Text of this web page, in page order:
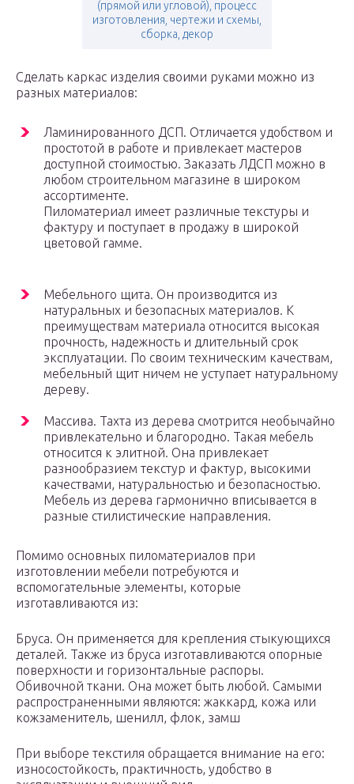
(прямой или угловой), процесс
изготовления, чертежи и схемы,
сборка, декор
Сделать каркас изделия своими руками можно из
разных материалов:
Ламинированного ДСП. Отличается удобством и
простотой в работе и привлекает мастеров
доступной стоимостью. Заказать ЛДСП можно в
любом строительном магазине в широком
ассортименте.
Пиломатериал имеет различные текстуры и
фактуру и поступает в продажу в широкой
цветовой гамме.
Мебельного щита. Он производится из
натуральных и безопасных материалов. К
преимуществам материала относится высокая
прочность, надежность и длительный срок
эксплуатации. По своим техническим качествам,
мебельный щит ничем не уступает натуральному
дереву.
Массива. Тахта из дерева смотрится необычайно
привлекательно и благородно. Такая мебель
относится к элитной. Она привлекает
разнообразием текстур и фактур, высокими
качествами, натуральностью и безопасностью.
Мебель из дерева гармонично вписывается в
разные стилистические направления.
Помимо основных пиломатериалов при
изготовлении мебели потребуются и
вспомогательные элементы, которые
изготавливаются из:
Бруса. Он применяется для крепления стыкующихся
деталей. Также из бруса изготавливаются опорные
поверхности и горизонтальные распоры.
Обивочной ткани. Она может быть любой. Самыми
распространенными являются: жаккард, кожа или
кожзаменитель, шенилл, флок, замш
При выборе текстиля обращается внимание на его:
износостойкость, практичность, удобство в